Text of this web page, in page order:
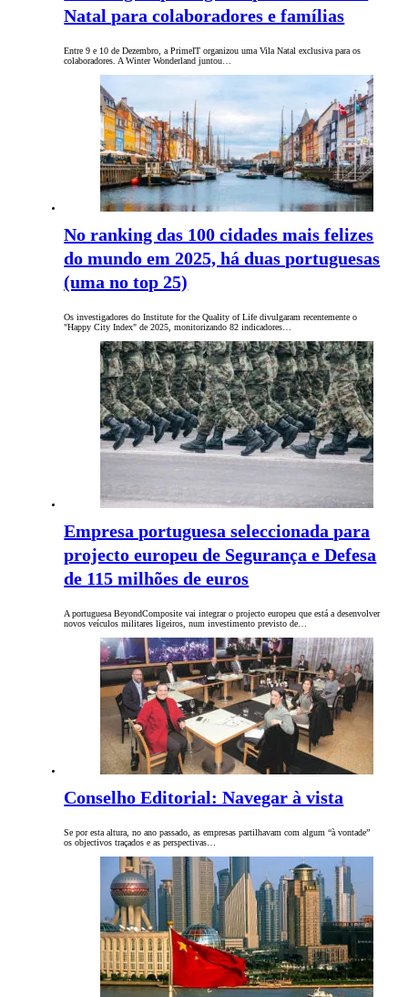
Natal para colaboradores e famílias
Entre 9 e 10 de Dezembro, a PrimeIT organizou uma Vila Natal exclusiva para os
colaboradores. A Winter Wonderland juntou…
No ranking das 100 cidades mais felizes
do mundo em 2025, há duas portuguesas
(uma no top 25)
Os investigadores do Institute for the Quality of Life divulgaram recentemente o
"Happy City Index" de 2025, monitorizando 82 indicadores…
Empresa portuguesa seleccionada para
projecto europeu de Segurança e Defesa
de 115 milhões de euros
A portuguesa BeyondComposite vai integrar o projecto europeu que está a desenvolver
novos veículos militares ligeiros, num investimento previsto de…
Conselho Editorial: Navegar à vista
Se por esta altura, no ano passado, as empresas partilhavam com algum “à vontade”
os objectivos traçados e as perspectivas…